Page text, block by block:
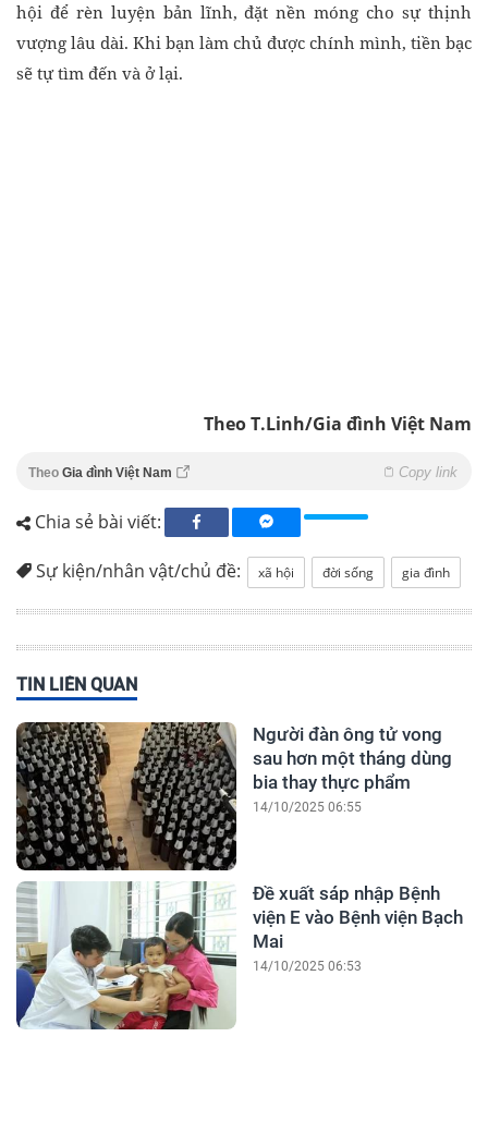
hội để rèn luyện bản lĩnh, đặt nền móng cho sự thịnh
vượng lâu dài. Khi bạn làm chủ được chính mình, tiền bạc
sẽ tự tìm đến và ở lại.
Theo T.Linh/Gia đình Việt Nam
Theo Gia đình Việt Nam Copy link
Chia sẻ bài viết:
Sự kiện/nhân vật/chủ đề: xã hội đời sống gia đình
TIN LIÊN QUAN
Người đàn ông tử vong
sau hơn một tháng dùng
bia thay thực phẩm
14/10/2025 06:55
Đề xuất sáp nhập Bệnh
viện E vào Bệnh viện Bạch
Mai
14/10/2025 06:53